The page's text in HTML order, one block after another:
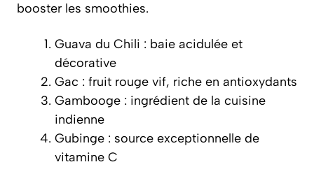
booster les smoothies.
Guava du Chili : baie acidulée et
décorative
Gac : fruit rouge vif, riche en antioxydants
Gambooge : ingrédient de la cuisine
indienne
Gubinge : source exceptionnelle de
vitamine C